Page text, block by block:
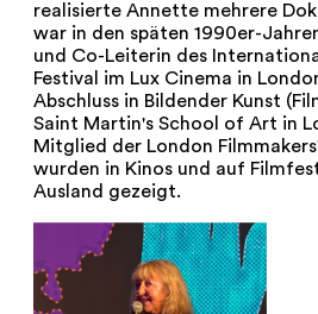
realisierte Annette mehrere
war in den späten 1990er-
und Co-Leiterin des
Festival im Lux Cinema in
Abschluss in Bildender Kunst
Saint Martin's School of Art in
Mitglied der London
wurden in Kinos und auf
Ausland gezeigt.